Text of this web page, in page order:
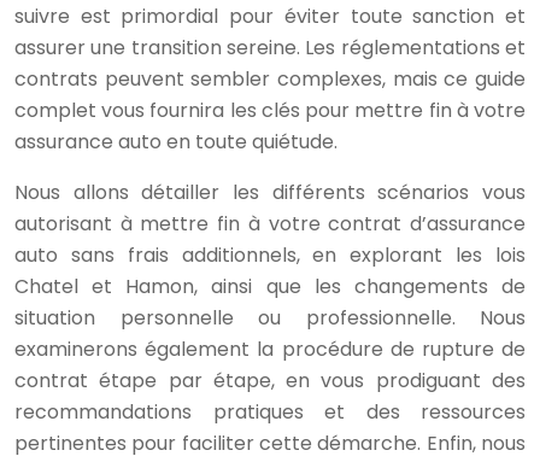
suivre est primordial pour éviter toute sanction et
assurer une transition sereine. Les réglementations et
contrats peuvent sembler complexes, mais ce guide
complet vous fournira les clés pour mettre fin à votre
assurance auto en toute quiétude.
Nous allons détailler les différents scénarios vous
autorisant à mettre fin à votre contrat d’assurance
auto sans frais additionnels, en explorant les lois
Chatel et Hamon, ainsi que les changements de
situation personnelle ou professionnelle. Nous
examinerons également la procédure de rupture de
contrat étape par étape, en vous prodiguant des
recommandations pratiques et des ressources
pertinentes pour faciliter cette démarche. Enfin, nous